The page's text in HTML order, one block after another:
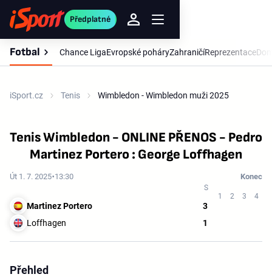
Předplatné
Fotbal Chance LigaEvropské poháryZahraničíReprezentace
iSport.cz Tenis Wimbledon - Wimbledon muži 2025
Tenis Wimbledon - ONLINE PŘENOS - Pedro
Martinez Portero : George Loffhagen
Út 1. 7. 2025 13:30 Konec
Martinez Portero
3
Loffhagen
1
Přehled